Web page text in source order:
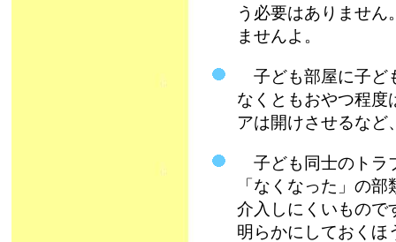
う必要はありませ
ませんよ。
子ども部屋に子ど
なくともおやつ程度
アは開けさせるなど
子ども同士のトラ
「なくなった」の
介入しにくいもので
明らかにしておくほ